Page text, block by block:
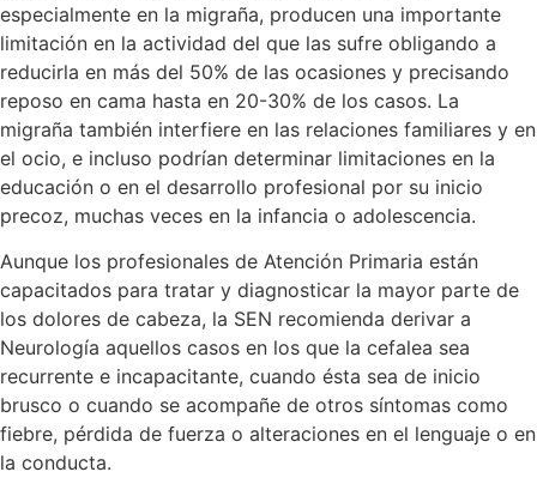
especialmente en la migraña, producen una importante
limitación en la actividad del que las sufre obligando a
reducirla en más del 50% de las ocasiones y precisando
reposo en cama hasta en 20-30% de los casos. La
migraña también interfiere en las relaciones familiares y en
el ocio, e incluso podrían determinar limitaciones en la
educación o en el desarrollo profesional por su inicio
precoz, muchas veces en la infancia o adolescencia.
Aunque los profesionales de Atención Primaria están
capacitados para tratar y diagnosticar la mayor parte de
los dolores de cabeza, la SEN recomienda derivar a
Neurología aquellos casos en los que la cefalea sea
recurrente e incapacitante, cuando ésta sea de inicio
brusco o cuando se acompañe de otros síntomas como
fiebre, pérdida de fuerza o alteraciones en el lenguaje o en
la conducta.